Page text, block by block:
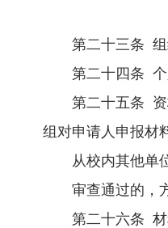
第二十三条
第二十四条
第二十五条
组对申请人申报材
从校内其他单
审查通过的，
第二十六条